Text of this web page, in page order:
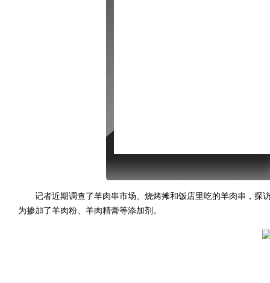
记者近期调查了羊肉串市场、烧烤摊和饭店里吃的羊肉串，探
为掺加了羊肉粉、羊肉精膏等添加剂。